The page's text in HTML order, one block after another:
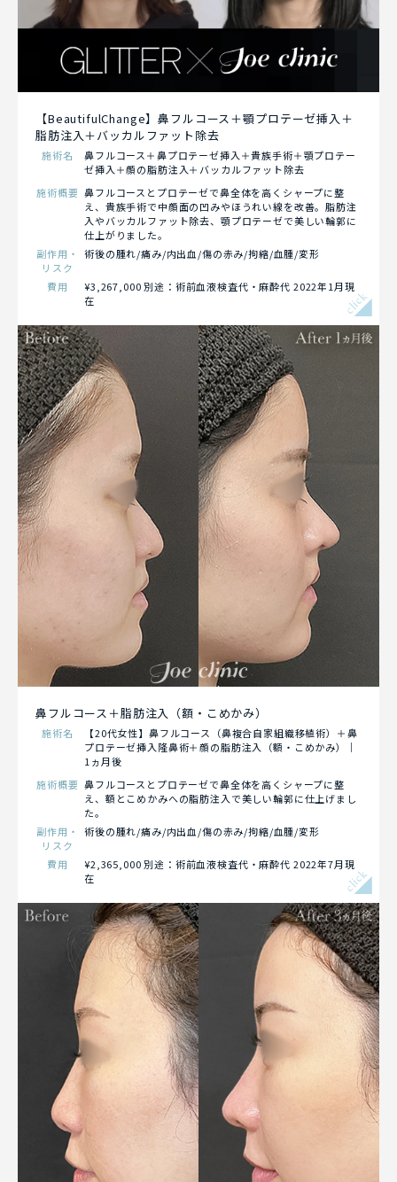
【BeautifulChange】鼻フルコース＋顎プロテーゼ挿入＋
脂肪注入＋バッカルファット除去
施術名
鼻フルコース＋鼻プロテーゼ挿入＋貴族手術＋顎プロテー
ゼ挿入＋顔の脂肪注入＋バッカルファット除去
施術概要 鼻フルコースとプロテーゼで鼻全体を高くシャープに整
え、貴族手術で中顔面の凹みやほうれい線を改善。脂肪注
入やバッカルファット除去、顎プロテーゼで美しい輪郭に
仕上がりました。
副作用・
リスク
術後の腫れ/痛み/内出血/傷の赤み/拘縮/血腫/変形
費用
¥3,267,000 別途：術前血液検査代・麻酔代 2022年1月現
在
click
鼻フルコース＋脂肪注入（額・こめかみ）
施術名
【20代女性】鼻フルコース（鼻複合自家組織移植術）＋鼻
プロテーゼ挿入隆鼻術＋顔の脂肪注入（額・こめかみ）｜
1ヵ月後
施術概要 鼻フルコースとプロテーゼで鼻全体を高くシャープに整
え、額とこめかみへの脂肪注入で美しい輪郭に仕上げまし
た。
副作用・
リスク
術後の腫れ/痛み/内出血/傷の赤み/拘縮/血腫/変形
費用
¥2,365,000 別途：術前血液検査代・麻酔代 2022年7月現
在
click